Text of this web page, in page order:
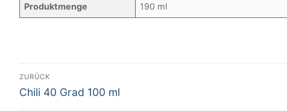
Produktmenge 190 ml
Beitrags-
Navigation
ZURÜCK
Vorheriger
Chili 40 Grad 100 ml